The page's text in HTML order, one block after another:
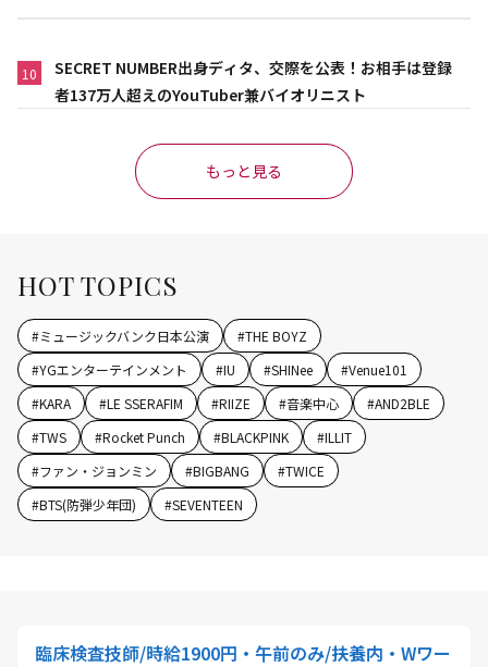
10
SECRET NUMBER出身ディタ、交際を公表！お相手は登録
者137万人超えのYouTuber兼バイオリニスト
もっと見る
HOT TOPICS
#ミュージックバンク日本公演 #THE BOYZ
#YGエンターテインメント #IU #SHINee #Venue101
#KARA #LE SSERAFIM #RIIZE #音楽中心 #AND2BLE
#TWS #Rocket Punch #BLACKPINK #ILLIT
#ファン・ジョンミン #BIGBANG #TWICE
#BTS(防弾少年団) #SEVENTEEN
臨床検査技師/時給1900円・午前のみ/扶養内・Wワー